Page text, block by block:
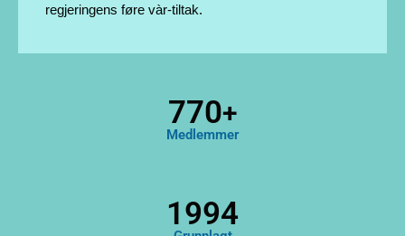
regjeringens føre vàr-tiltak.
927+
Medlemmer
1994